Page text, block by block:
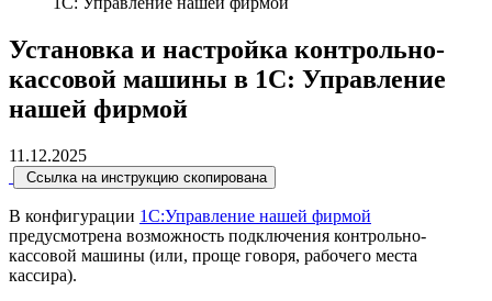
Установка и настройка контрольно-
кассовой машины в 1С: Управление
нашей фирмой
11.12.2025
Ссылка на инструкцию скопирована
В конфигурации 1С:Управление нашей фирмой
предусмотрена возможность подключения контрольно-
кассовой машины (или, проще говоря, рабочего места
кассира).